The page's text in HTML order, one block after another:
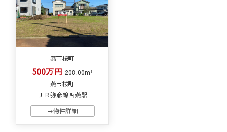
燕市桜町
500万円 208.00m²
燕市桜町
ＪＲ弥彦線西燕駅
→物件詳細